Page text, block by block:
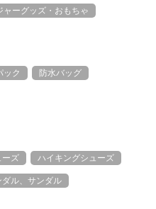
ャーグッズ・おもちゃ
ック 防水バッグ
ーズ ハイキングシューズ
ル、サンダル